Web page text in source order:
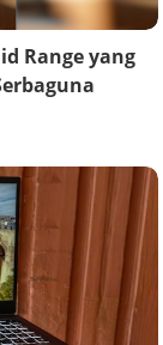
Range yang